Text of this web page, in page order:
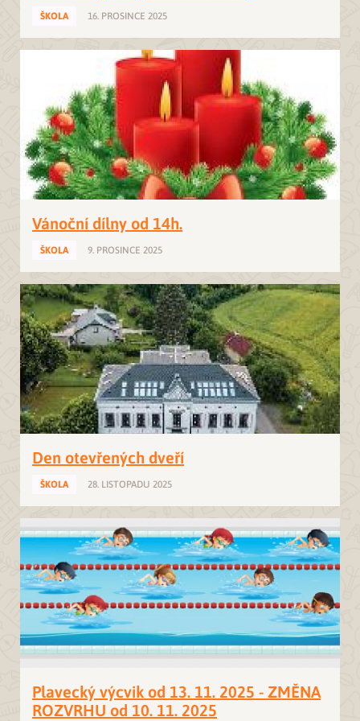
ŠKOLA 16. PROSINCE 2025
Vánoční dílny od 14h.
ŠKOLA 9. PROSINCE 2025
Den otevřených dveří
ŠKOLA 28. LISTOPADU 2025
Plavecký výcvik od 13. 11. 2025 - ZMĚNA
ROZVRHU od 10. 11. 2025